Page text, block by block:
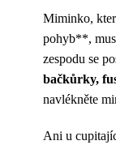
Miminko,
pohyb**,
zespodu se
bačkůrky,
navlékněte
Ani u